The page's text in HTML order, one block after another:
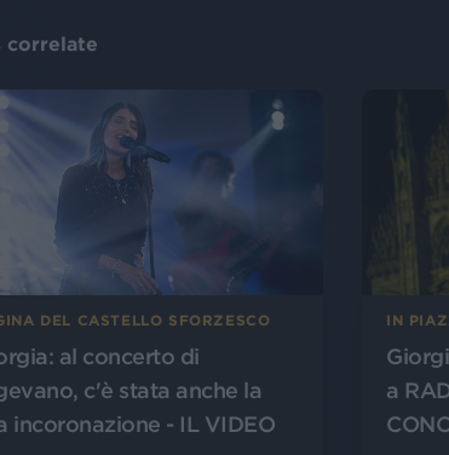
correlate
DEL CASTELLO SFORZESCO
al concerto di
c'è stata anche la
incoronazione - IL VIDEO
IN
a